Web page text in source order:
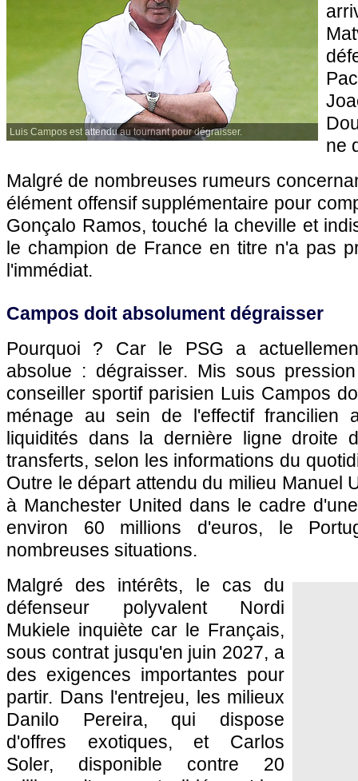
Luis Campos est attendu au tournant pour dégraisser.
ne
Malgré de nombreuses rumeurs
élément offensif supplémentaire pour
Gonçalo Ramos, touché la cheville et
le champion de France en titre n'a pas
l'immédiat.
Campos doit absolument dégraisser
Pourquoi ? Car le PSG a
absolue : dégraisser. Mis sous
conseiller sportif parisien Luis Campos
ménage au sein de l'effectif francilien
liquidités dans la dernière ligne droite
transferts, selon les informations du
Outre le départ attendu du milieu Manuel
à Manchester United dans le cadre
environ 60 millions d'euros, le
nombreuses situations.
Malgré des intérêts, le cas du
défenseur polyvalent Nordi
Mukiele inquiète car le Français,
sous contrat jusqu'en juin 2027, a
des exigences importantes pour
partir. Dans l'entrejeu, les milieux
Danilo Pereira, qui dispose
d'offres exotiques, et Carlos
Soler, disponible contre 20